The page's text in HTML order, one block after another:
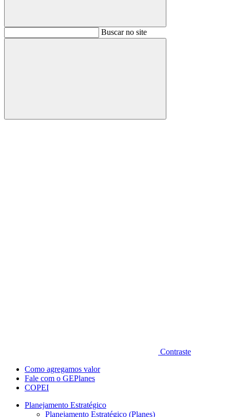
BuscarBuscar no site
Buscar
Contraste
Como agregamos valor
Fale com o GEPlanes
COPEI
Planejamento Estratégico
Planejamento Estratégico (Planes)